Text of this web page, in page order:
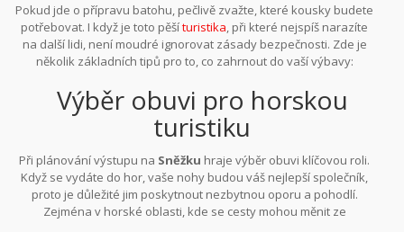
Pokud jde o přípravu batohu, pečlivě zvažte, které kousky budete
potřebovat. I když je toto pěšíturistika, při které nejspíš narazíte
na další lidi, není moudré ignorovat zásady bezpečnosti. Zde je
několik základních tipů pro to, co zahrnout do vaší výbavy:
pláštěnku nebo pončo pro případ špatného počasí. Dobrou
myšlenkou je také mít suché náhradní podkolenky nebo ponožky.
I v roce 2024 zůstává příroda nevyzpytatelná a ani digitální
dovoluje nejen komfort, ale i jistotu a bezpečnost na vaší cestě na
vrchol.
Výběr obuvi pro horskou
turistiku
Při plánování výstupu na Sněžku hraje výběr obuvi klíčovou roli.
Když se vydáte do hor, vaše nohy budou váš nejlepší společník,
proto je důležité jim poskytnout nezbytnou oporu a pohodlí.
Zejména v horské oblasti, kde se cesty mohou měnit ze